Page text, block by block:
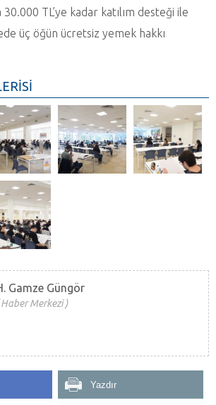
TL’ye kadar katılım desteği ile
üç öğün ücretsiz yemek hakkı
Gamze Güngör
Haber Merkezi
Yazdır